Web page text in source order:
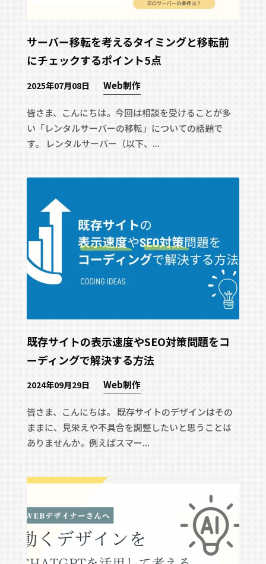
サーバー移転を考えるタイミングと移転前
にチェックするポイント5点
2025年07月08日 Web制作
皆さま、こんにちは。今回は相談を受けることが多
い「レンタルサーバーの移転」についての話題で
す。 レンタルサーバー（以下、...
既存サイトの表示速度やSEO対策問題をコ
ーディングで解決する方法
2024年09月29日 Web制作
皆さま、こんにちは。 既存サイトのデザインはその
ままに、見栄えや不具合を調整したいと思うことは
ありませんか。例えばスマー...